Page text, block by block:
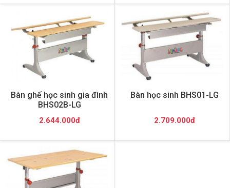
Bàn ghế học sinh gia đình
BHS02B-LG
2.644.000đ
Bàn học sinh BHS01-LG
2.709.000đ